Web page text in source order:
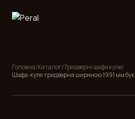
Головна/Каталог/Тридверні шафи купе/
Шафа-купе тридверна шириною 1991 мм бук